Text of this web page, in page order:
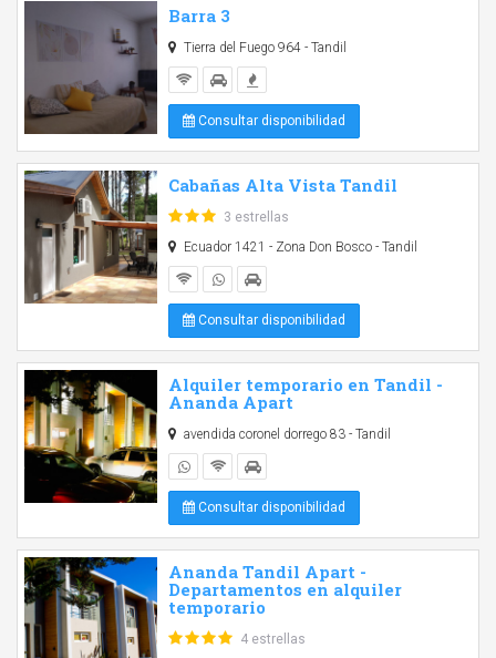
Barra 3
Tierra del Fuego 964 - Tandil
Consultar disponibilidad
Cabañas Alta Vista Tandil
3 estrellas
Ecuador 1421 - Zona Don Bosco - Tandil
Consultar disponibilidad
Alquiler temporario en Tandil -
Ananda Apart
avendida coronel dorrego 83 - Tandil
Consultar disponibilidad
Ananda Tandil Apart -
Departamentos en alquiler
temporario
4 estrellas